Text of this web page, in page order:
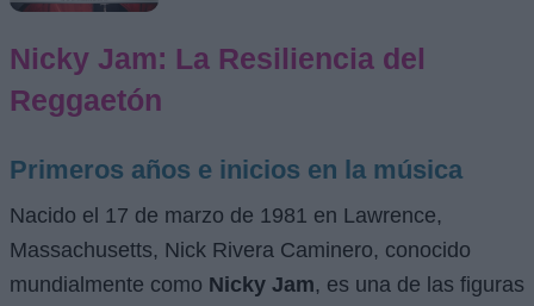
Nicky Jam: La Resiliencia del
Reggaetón
Primeros años e inicios en la música
Nacido el 17 de marzo de 1981 en Lawrence,
Massachusetts, Nick Rivera Caminero, conocido
mundialmente como Nicky Jam, es una de las figuras